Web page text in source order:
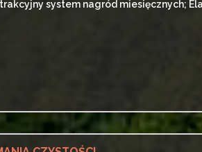
system nagród miesięcznych;